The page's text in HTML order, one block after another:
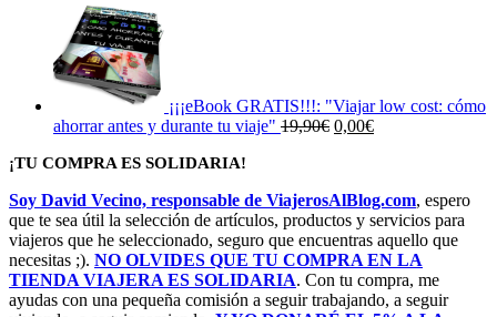
¡¡¡eBook GRATIS!!!: "Viajar low cost: cómo
ahorrar antes y durante tu viaje" 19,90€ El
19,90€.
0,00€El
0,00€.
¡TU COMPRA ES SOLIDARIA!
Soy David Vecino, responsable de ViajerosAlBlog.com, espero
que te sea útil la selección de artículos, productos y servicios para
viajeros que he seleccionado, seguro que encuentras aquello que
necesitas ;). NO OLVIDES QUE TU COMPRA EN LA
TIENDA VIAJERA ES SOLIDARIA. Con tu compra, me
ayudas con una pequeña comisión a seguir trabajando, a seguir